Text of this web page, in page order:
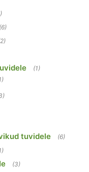
(6)
(1)
tuvidele (6)
(3)